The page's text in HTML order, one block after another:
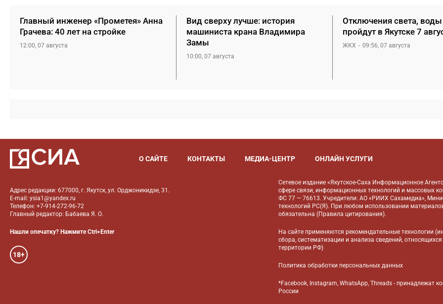
Главный инженер «Прометея» Анна
Грачева: 40 лет на стройке
12:00, 07 августа
Вид сверху лучше: история
машиниста крана Владимира
Замы
10:00, 07 августа
Отключения света, воды
пройдут в Якутске 7
ЖКХ 09:56, 07 августа
О САЙТЕ КОНТАКТЫ МЕДИА-ЦЕНТР ОНЛАЙН УСЛУГИ
Адрес редакции: 677000, г. Якутск, ул. Орджоникидзе, 31.
E-mail: ysia1@yandex.ru
Телефон: +7-914-272-96-72
Главный редактор: Бабаева Я. О.
Нашли опечатку? Нажмите Ctrl+Enter
18+
Сетевое издание «Якутское-Саха Информационное
сфере связи, информационных технологий и массовых
ФС 77 — 76613. Учредители: АО «РИИХ Сахамедиа»,
технологий РС(Я). При любом использовании
обязательна (Правила цитирования).
На сайте применяютсярекомендательные технологии
сбора, систематизации и анализа сведений,
территории РФ)
Политика обработки персональных данных
*Facebook, Instagram, WhatsApp, Threads - принадлежат
России